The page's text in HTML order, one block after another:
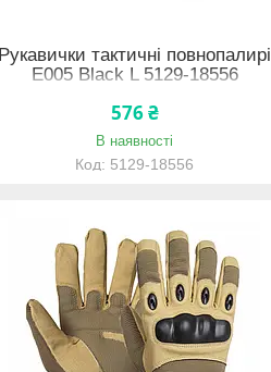
Рукавички тактичні повнопалирі
E005 Black L 5129-18556
576 ₴
В наявності
5129-18556